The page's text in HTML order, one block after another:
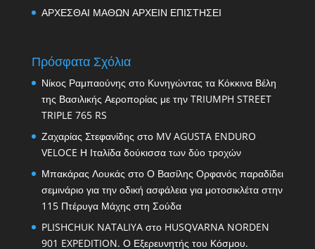
ΑΡΧΕΣΘΑΙ ΜΑΘΩΝ ΑΡΧΕΙΝ ΕΠΙΣΤΗΣΕΙ
Πρόσφατα Σχόλια
Νίκος Ραμπαούνης στο Κυνηγώντας τα Κόκκινα Βέλη
της Βασιλικής Αεροπορίας με την TRIUMPH STREET
TRIPLE 765 RS
Ζαχαρίας Στεφανίδης στο MV AGUSTA ENDURO
VELOCE Η Ιταλίδα δούκισσα των δύο τροχών
Μπακάρας Λουκάς στο Ο Βασίλης Ορφανός παραδίδει
σεμινάριο για την οδική ασφάλεια για μοτοσικλέτα στην
115 Πτέρυγα Μάχης στη Σούδα
PLISHCHUK NATALIYAστο HUSQVARNA NORDEN
901 EXPEDITION. Ο Εξερευνητής του Κόσμου.